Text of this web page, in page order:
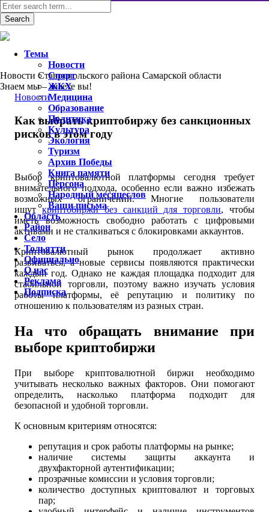
Новости Ставропольского района Самарской области
Знаем мы – знаете вы!
Новости
Как выбрать криптобиржу без санкционных
рисков в этом году
Выбор криптовалютной платформы сегодня требует
внимательного подхода, особенно если важно избежать
возможных ограничений. Многие пользователи
ищуткриптобиржи без санкций для торговли, чтобы
иметь возможность свободно работать с цифровыми
активами и не сталкиваться с блокировками аккаунтов.
Криптовалютный рынок продолжает активно
развиваться, а новые сервисы появляются практически
каждый год. Однако не каждая площадка подходит для
стабильной торговли, поэтому важно изучать условия
работы платформы, её репутацию и политику по
отношению к пользователям из разных стран.
На что обращать внимание при
выборе криптобиржи
При выборе криптовалютной биржи необходимо
учитывать несколько важных факторов. Они помогают
определить, насколько платформа подходит для
безопасной и удобной торговли.
К основным критериям относятся:
репутация и срок работы платформы на рынке;
наличие системы защиты аккаунта и
двухфакторной аутентификации;
прозрачные комиссии и условия торговли;
количество доступных криптовалют и торговых
пар;
Темы
Новости
Спорт
ЖКХ
Медицина
Образование
Политика
Культура
Экология
Туризм
Архив Победы
Книга памяти
Персона
Народный месяцеслов
Ваши письма
Область
Район
Село
Тольятти
Официально
О нас
Реклама
Подписка